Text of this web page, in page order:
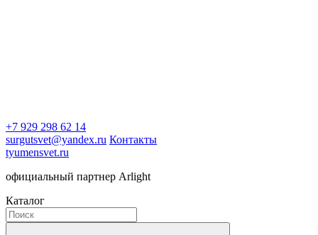
+7 929 298 62 14
surgutsvet@yandex.ru Контакты
tyumensvet.ru
официальный партнер Arlight
Каталог